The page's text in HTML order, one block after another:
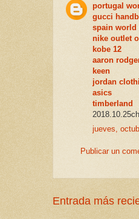
portugal
gucci
spain world
nike outlet
kobe 12
aaron
keen
jordan
asics
timberland
jueves,
Publicar un
Entrada más